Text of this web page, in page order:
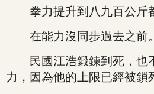
拳力提升到八九百公斤
在能力沒同步過去之前。
民國江浩鍛鍊到死，也
力，因為他的上限已經被鎖